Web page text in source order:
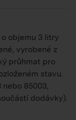
objemu 3 litry
vyrobené z
průhmat pro
stavu.
85003,
dodávky).